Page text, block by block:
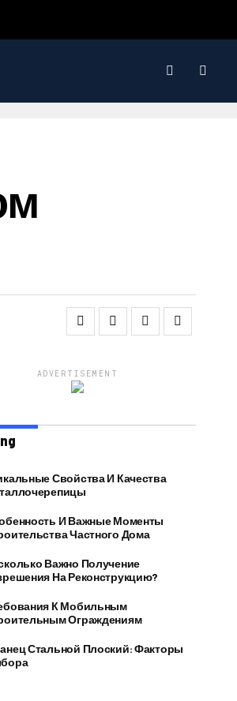
ADVERTISEMENT
Свойства И Качества
И Важные Моменты
Частного Дома
Важно Получение
На Реконструкцию?
К Мобильным
Ограждениям
Стальной Плоский: Факторы